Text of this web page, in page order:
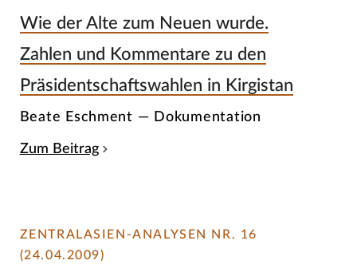
Wie der Alte zum Neuen wurde.
Zahlen und Kommentare zu den
Präsidentschaftswahlen in Kirgistan
Beate Eschment — Dokumentation
Zum Beitrag
ZENTRALASIEN-ANALYSEN NR. 16
(24.04.2009)